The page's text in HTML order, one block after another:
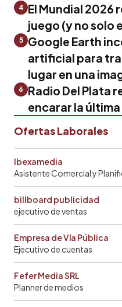
4 El Mundial 2026
juego (y no solo
5
Google Earth
artificial para
lugar en una
6
Radio Del Plata
encarar la
Ofertas Laborales
Ibexamedia
Asistente Comercial y
billboard publicidad
ejecutivo de ventas
Empresa de Vía Pública
Ejecutivo de cuentas
Fefer Media SRL
Planner de medios